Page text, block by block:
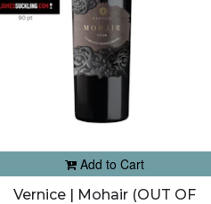
Add to Cart
Vernice | Mohair (OUT OF